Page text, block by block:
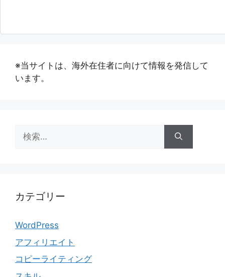
※当サイトは、海外在住者に向けて情報を発信して
います。
索:
カテゴリー
WordPress
アフィリエイト
コピーライティング